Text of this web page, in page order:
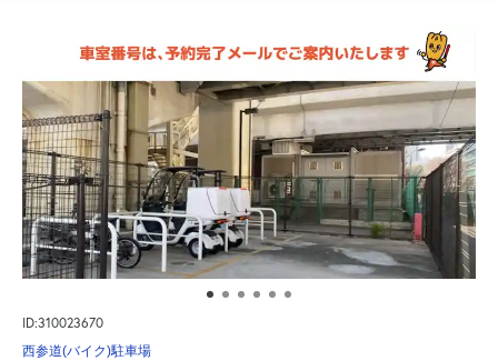
ID:310023670
西参道(バイク)駐車場